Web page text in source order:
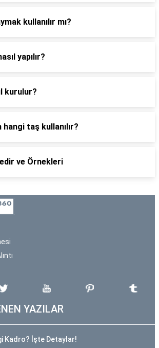
kullanılır mı?
yapılır?
kurulur?
taş kullanılır?
ve Örnekleri
YAZILAR
Kadro? İşte Detaylar!